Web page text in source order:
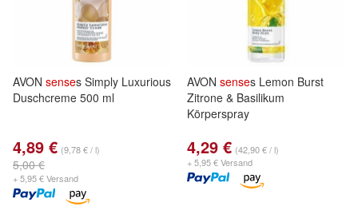
AVON senses Simply Luxurious
Duschcreme 500 ml
4,89 € (9,78 € / l)
5,00 €
+ 5,95 € Versand
AVON senses Lemon Burst
Zitrone & Basilikum
Körperspray
4,29 € (42,90 € / l)
+ 5,95 € Versand